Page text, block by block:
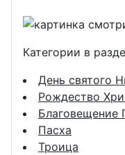
Категории в
День святого
Рождество
Благовещение
Пасха
Троица